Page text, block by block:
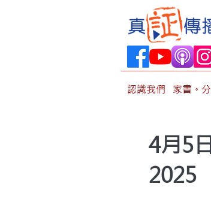
認識我們 家書。
4月5
2025